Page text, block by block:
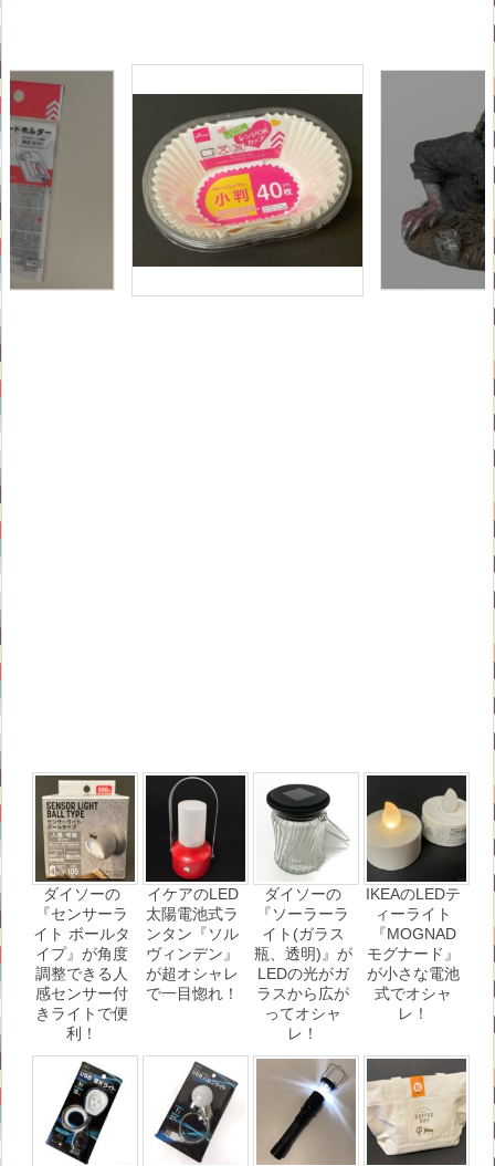
ダイソーの
『センサーラ
イト ボールタ
イプ』が角度
調整できる人
感センサー付
きライトで便
利！
イケアのLED
太陽電池式ラ
ンタン『ソル
ヴィンデン』
が超オシャレ
で一目惚れ！
ダイソーの
『ソーラーラ
イト(ガラス
瓶、透明)』が
LEDの光がガ
ラスから広が
ってオシャ
レ！
IKEAのLEDテ
ィーライト
『MOGNAD
モグナード』
が小さな電池
式でオシャ
レ！